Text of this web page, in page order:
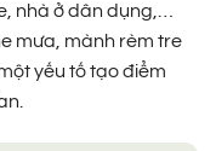
nhà ở dân dụng,…
mưa, mành rèm tre
yếu tố tạo điểm